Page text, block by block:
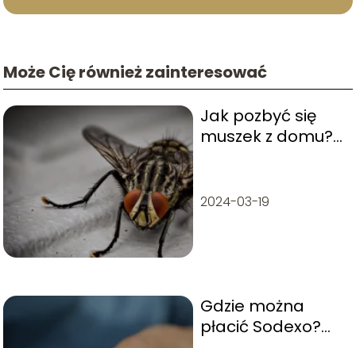
Może Cię również zainteresować
Jak pozbyć się
muszek z domu?
2024-03-19
Gdzie można
płacić Sodexo?